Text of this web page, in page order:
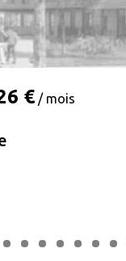
€ / mois